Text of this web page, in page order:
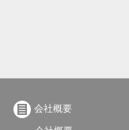
 会社概要